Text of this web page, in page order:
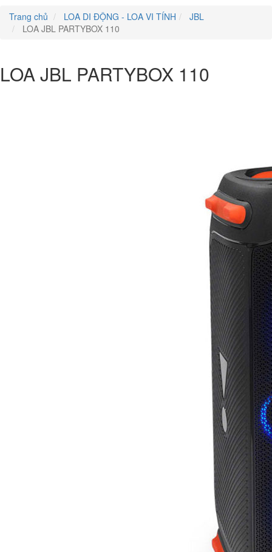
Trang chủ
LOA DI ĐỘNG - LOA VI TÍNH
JBL
LOA JBL PARTYBOX 110
LOA JBL PARTYBOX 110